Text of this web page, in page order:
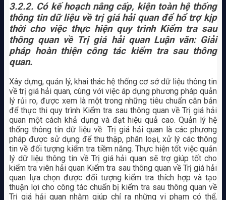
3.2.2. Có kế hoạch nâng cấp, kiện toàn hệ thống
thông tin dữ liệu về trị giá hải quan để hổ trợ kịp
thời cho việc thực hiện quy trình Kiểm tra sau
thông quan về Trị giá hải quan Luận văn: Giải
pháp hoàn thiện công tác kiểm tra sau thông
quan.
Xây dựng, quản lý, khai thác hệ thống cơ sở dữ liệu thông tin
về trị giá hải quan, cùng với việc áp dụng phương pháp quản
lý rủi ro, được xem là một trong những tiêu chuẩn căn bản
để thực thi quy trình Kiểm tra sau thông quan về Trị giá hải
quan một cách khả dụng và đạt hiệu quả cao. Quản lý hệ
thống thông tin dữ liệu về Trị giá hải quan là các phương
pháp được sử dụng để thu thập, phân loại, xử lý các thông
tin về đối tượng kiểm tra tiềm năng. Thực hiện tốt việc quản
lý dữ liệu thông tin về Trị giá hải quan sẽ trợ giúp tốt cho
kiểm tra viên hải quan Kiểm tra sau thông quan về Trị giá hải
quan lựa chọn được đối tượng kiểm tra thích hợp và tạo
thuận lợi cho công tác chuẩn bị kiểm tra sau thông quan về
Trị giá hải quan nhằm giúp chỉ ra những vi phạm có thể,